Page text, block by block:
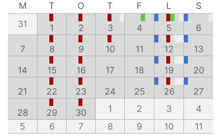
M
T O T F L
S
31
1 2 3 4 5 6
7 8 9 10 11 12 13
14 15 16 17 18 19 20
21 22 23 24 25 26 27
28 29 30 1 2 3
4
5
6 7 8 9 10 11